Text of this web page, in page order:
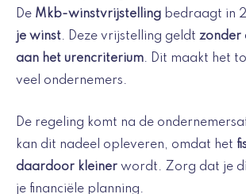
De Mkb-winstvrijstelling bedraagt in
je winst. Deze vrijstelling geldt zonder
aan het urencriterium. Dit maakt het
veel ondernemers.
De regeling komt na de
kan dit nadeel opleveren, omdat het
daardoor kleiner wordt. Zorg dat je
je financiële planning.